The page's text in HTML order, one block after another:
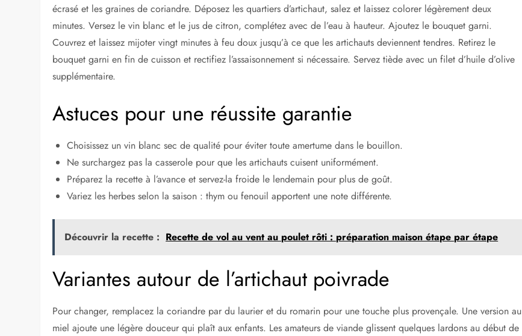
écrasé et les graines de coriandre. Déposez les quartiers d’artichaut, salez et laissez colorer légèrement deux
minutes. Versez le vin blanc et le jus de citron, complétez avec de l’eau à hauteur. Ajoutez le bouquet garni.
Couvrez et laissez mijoter vingt minutes à feu doux jusqu’à ce que les artichauts deviennent tendres. Retirez le
bouquet garni en fin de cuisson et rectifiez l’assaisonnement si nécessaire. Servez tiède avec un filet d’huile d’olive
supplémentaire.
Astuces pour une réussite garantie
Choisissez un vin blanc sec de qualité pour éviter toute amertume dans le bouillon.
Ne surchargez pas la casserole pour que les artichauts cuisent uniformément.
Préparez la recette à l’avance et servez-la froide le lendemain pour plus de goût.
Variez les herbes selon la saison : thym ou fenouil apportent une note différente.
Découvrir la recette : Recette de vol au vent au poulet rôti : préparation maison étape par étape
Variantes autour de l’artichaut poivrade
Pour changer, remplacez la coriandre par du laurier et du romarin pour une touche plus provençale. Une version au
miel ajoute une légère douceur qui plaît aux enfants. Les amateurs de viande glissent quelques lardons au début de